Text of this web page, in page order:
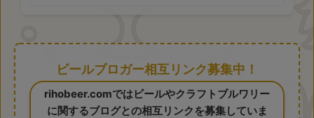
ビールブロガー相互リンク募集中！
rihobeer.comではビールやクラフトブルワリー
に関するブログとの相互リンクを募集していま